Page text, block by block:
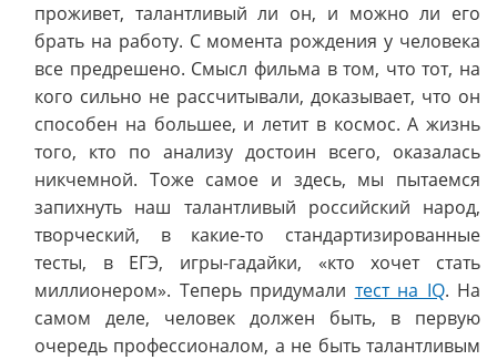
проживет, талантливый ли он, и можно ли его
брать на работу. С момента рождения у человека
все предрешено. Смысл фильма в том, что тот, на
кого сильно не рассчитывали, доказывает, что он
способен на большее, и летит в космос. А жизнь
того, кто по анализу достоин всего, оказалась
никчемной. Тоже самое и здесь, мы пытаемся
запихнуть наш талантливый российский народ,
творческий, в какие-то стандартизированные
тесты, в ЕГЭ, игры-гадайки, «кто хочет стать
миллионером». Теперь придумали тест на IQ. На
самом деле, человек должен быть, в первую
очередь профессионалом, а не быть талантливым